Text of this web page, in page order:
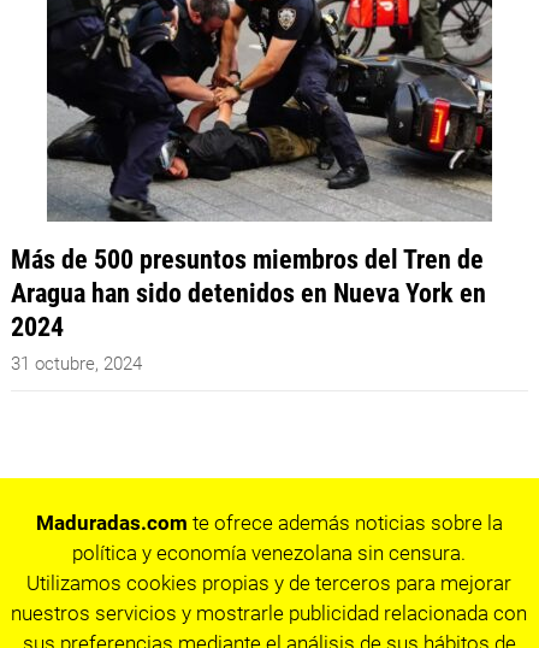
Más de 500 presuntos miembros del Tren de
Aragua han sido detenidos en Nueva York en
2024
31 octubre, 2024
Maduradas.com te ofrece además noticias sobre la
política y economía venezolana sin censura.
Utilizamos cookies propias y de terceros para mejorar
nuestros servicios y mostrarle publicidad relacionada con